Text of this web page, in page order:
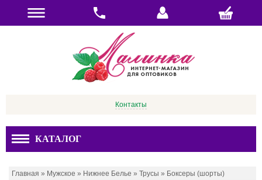
Контакты
КАТАЛОГ
Главная » Мужское » Нижнее Белье » Трусы » Боксеры (шорты)